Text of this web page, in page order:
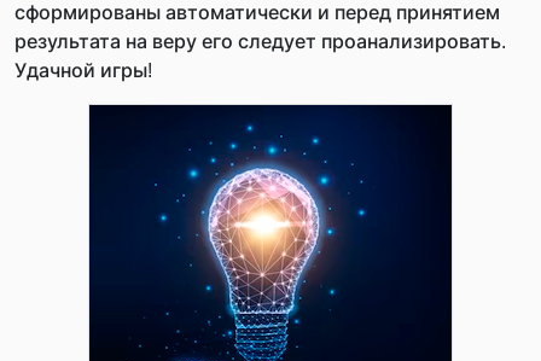
сформированы автоматически и перед принятием
результата на веру его следует проанализировать.
Удачной игры!